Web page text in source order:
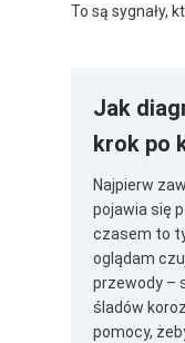
To są sygnały,
Jak
krok po
Najpierw
pojawia się
czasem to
oglądam
przewody –
śladów
pomocy,